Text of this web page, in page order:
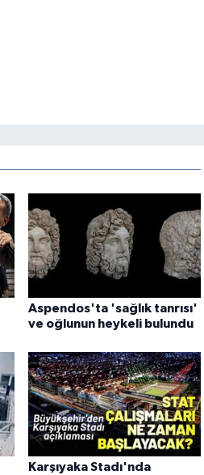
Aspendos'ta 'sağlık tanrısı'
ve oğlunun heykeli bulundu
Karşıyaka Stadı'nda